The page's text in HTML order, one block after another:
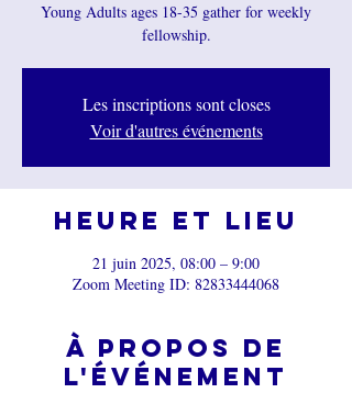
Young Adults ages 18-35 gather for weekly
fellowship.
Les inscriptions sont closes
Voir d'autres événements
Heure et lieu
21 juin 2025, 08:00 – 9:00
Zoom Meeting ID: 82833444068
À propos de
l'événement